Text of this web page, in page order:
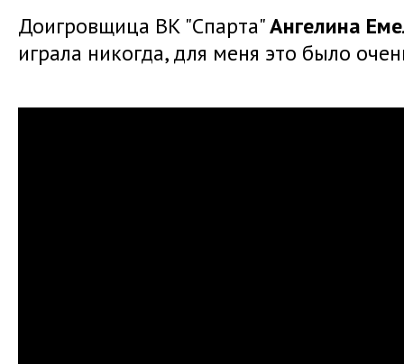
Доигровщица ВК "Спарта"Ангелина
играла никогда, для меня это было